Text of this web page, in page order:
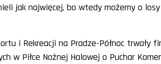
jak najwięcej, bo wtedy możemy o
i Rekreacji na Pradze-Północ trwały
w Piłce Nożnej Halowej o Puchar